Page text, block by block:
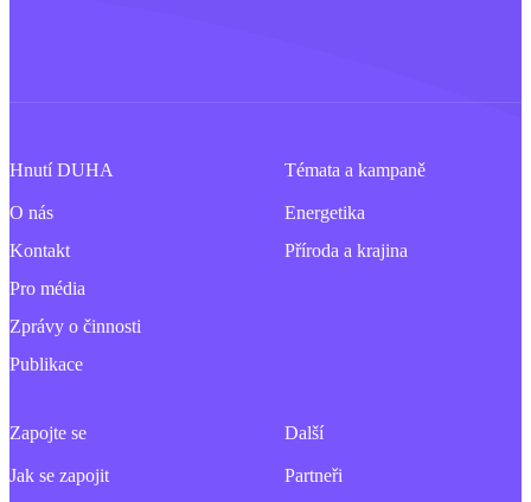
Hnutí DUHA
O nás
Kontakt
Pro média
Zprávy o činnosti
Publikace
Témata a kampaně
Energetika
Příroda a krajina
Zapojte se
Jak se zapojit
Další
Partneři